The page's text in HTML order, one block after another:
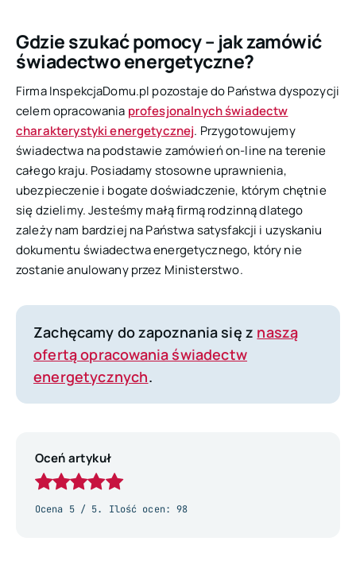
Gdzie szukać pomocy – jak zamówić
świadectwo energetyczne?
Firma InspekcjaDomu.pl pozostaje do Państwa dyspozycji
celem opracowania profesjonalnych świadectw
charakterystyki energetycznej. Przygotowujemy
świadectwa na podstawie zamówień on-line na terenie
całego kraju. Posiadamy stosowne uprawnienia,
ubezpieczenie i bogate doświadczenie, którym chętnie
się dzielimy. Jesteśmy małą firmą rodzinną dlatego
zależy nam bardziej na Państwa satysfakcji i uzyskaniu
dokumentu świadectwa energetycznego, który nie
zostanie anulowany przez Ministerstwo.
Zachęcamy do zapoznania się z naszą
ofertą opracowania świadectw
energetycznych.
Oceń artykuł
Ocena 5/ 5. Ilość ocen:98